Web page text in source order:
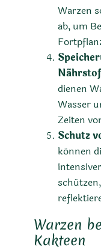
Warzen
ab, um
dienen
Wasser
Zeiten
Schutz
können
Warzen
Kakteen